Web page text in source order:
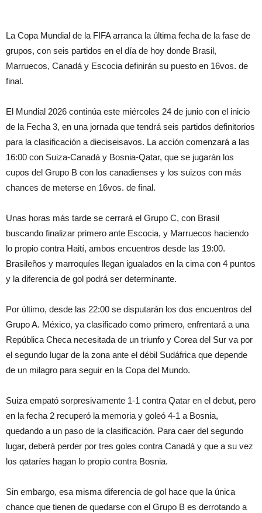
La Copa Mundial de la FIFA arranca la última fecha de la fase de
grupos, con seis partidos en el día de hoy donde Brasil,
Marruecos, Canadá y Escocia definirán su puesto en 16vos. de
final.
El Mundial 2026 continúa este miércoles 24 de junio con el inicio
de la Fecha 3, en una jornada que tendrá seis partidos definitorios
para la clasificación a dieciseisavos. La acción comenzará a las
16:00 con Suiza-Canadá y Bosnia-Qatar, que se jugarán los
cupos del Grupo B con los canadienses y los suizos con más
chances de meterse en 16vos. de final.
Unas horas más tarde se cerrará el Grupo C, con Brasil
buscando finalizar primero ante Escocia, y Marruecos haciendo
lo propio contra Haití, ambos encuentros desde las 19:00.
Brasileños y marroquíes llegan igualados en la cima con 4 puntos
y la diferencia de gol podrá ser determinante.
Por último, desde las 22:00 se disputarán los dos encuentros del
Grupo A. México, ya clasificado como primero, enfrentará a una
República Checa necesitada de un triunfo y Corea del Sur va por
el segundo lugar de la zona ante el débil Sudáfrica que depende
de un milagro para seguir en la Copa del Mundo.
Suiza empató sorpresivamente 1-1 contra Qatar en el debut, pero
en la fecha 2 recuperó la memoria y goleó 4-1 a Bosnia,
quedando a un paso de la clasificación. Para caer del segundo
lugar, deberá perder por tres goles contra Canadá y que a su vez
los qataríes hagan lo propio contra Bosnia.
Sin embargo, esa misma diferencia de gol hace que la única
chance que tienen de quedarse con el Grupo B es derrotando a